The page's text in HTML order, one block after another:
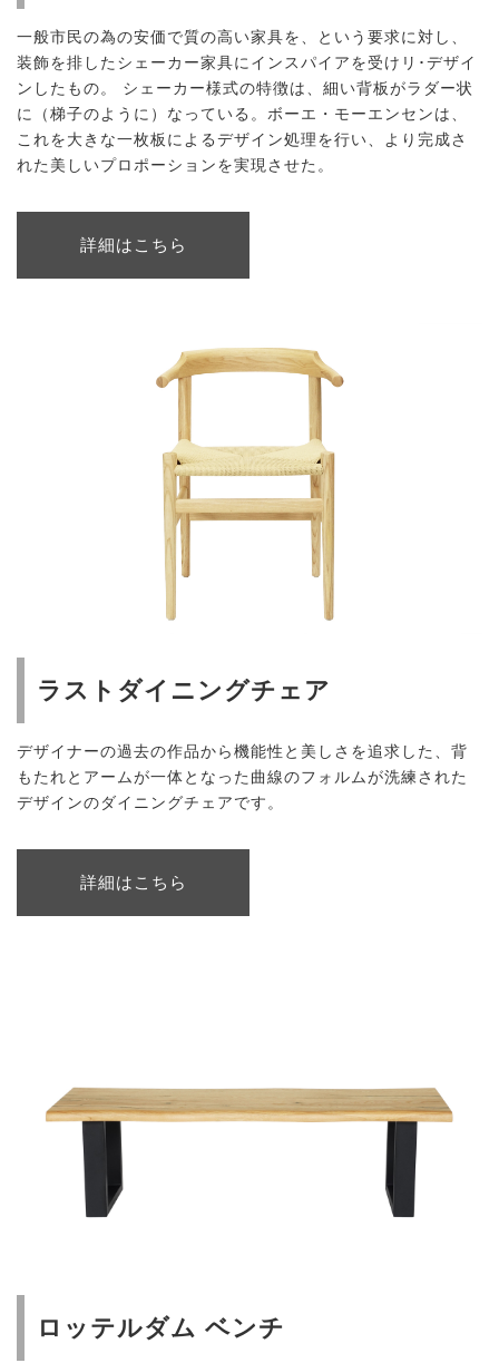
一般市民の為の安価で質の高い家具を、という要求に対し、
装飾を排したシェーカー家具にインスパイアを受けリ･デザイ
ンしたもの。 シェーカー様式の特徴は、細い背板がラダー状
に（梯子のように）なっている。ボーエ・モーエンセンは、
これを大きな一枚板によるデザイン処理を行い、より完成さ
れた美しいプロポーションを実現させた。
詳細はこちら
ラストダイニングチェア
デザイナーの過去の作品から機能性と美しさを追求した、背
もたれとアームが一体となった曲線のフォルムが洗練された
デザインのダイニングチェアです。
詳細はこちら
ロッテルダム ベンチ